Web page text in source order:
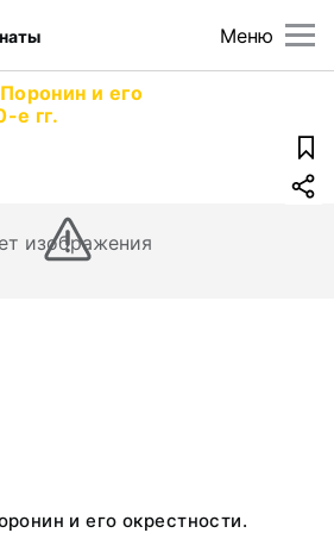
Меню
и его
е гг.
изображения
и его окрестности.